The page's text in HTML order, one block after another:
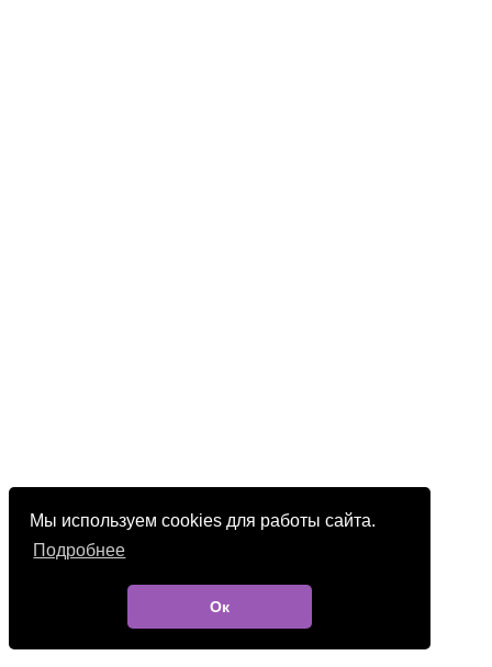
Мы используем cookies для работы сайта.
Подробнее
Ок